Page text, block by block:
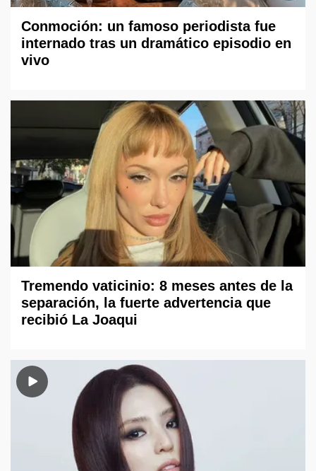
Conmoción: un famoso periodista fue
internado tras un dramático episodio en
vivo
Tremendo vaticinio: 8 meses antes de la
separación, la fuerte advertencia que
recibió La Joaqui